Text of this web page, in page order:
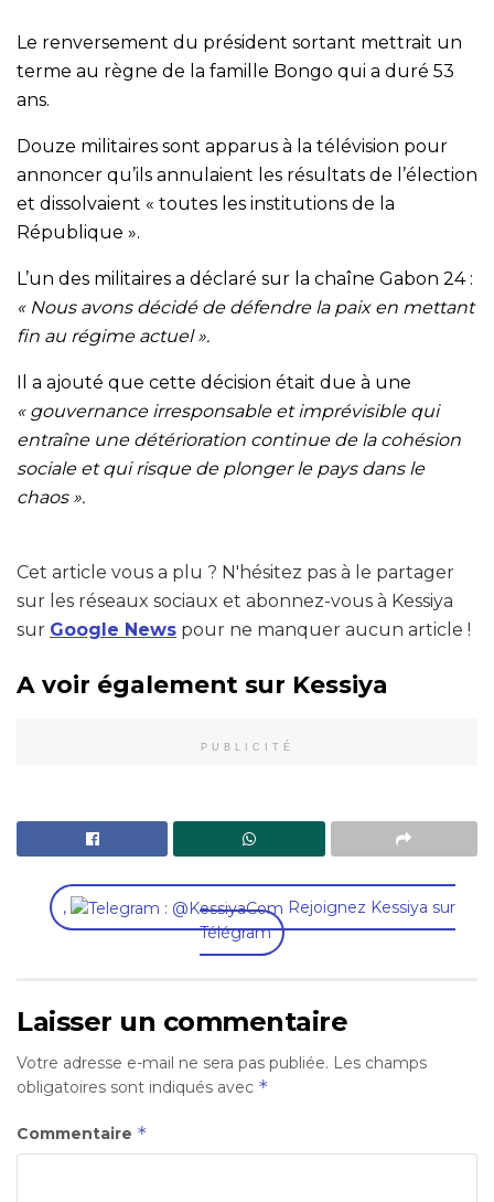
Le renversement du président sortant mettrait un
terme au règne de la famille Bongo qui a duré 53
ans.
Douze militaires sont apparus à la télévision pour
annoncer qu’ils annulaient les résultats de l’élection
et dissolvaient « toutes les institutions de la
République ».
L’un des militaires a déclaré sur la chaîne Gabon 24 :
« Nous avons décidé de défendre la paix en mettant
fin au régime actuel ».
Il a ajouté que cette décision était due à une
« gouvernance irresponsable et imprévisible qui
entraîne une détérioration continue de la cohésion
sociale et qui risque de plonger le pays dans le
chaos ».
Cet article vous a plu ? N'hésitez pas à le partager
sur les réseaux sociaux et abonnez-vous à Kessiya
sur Google News pour ne manquer aucun article !
A voir également sur Kessiya
PUBLICITÉ
,
Rejoignez Kessiya sur
Télégram
Laisser un commentaire
Votre adresse e-mail ne sera pas publiée. Les champs
obligatoires sont indiqués avec *
Commentaire *